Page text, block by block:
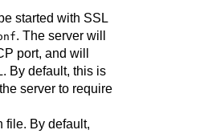
started with SSL
. The server will
port, and will
. By default, this is
server to require
By default,